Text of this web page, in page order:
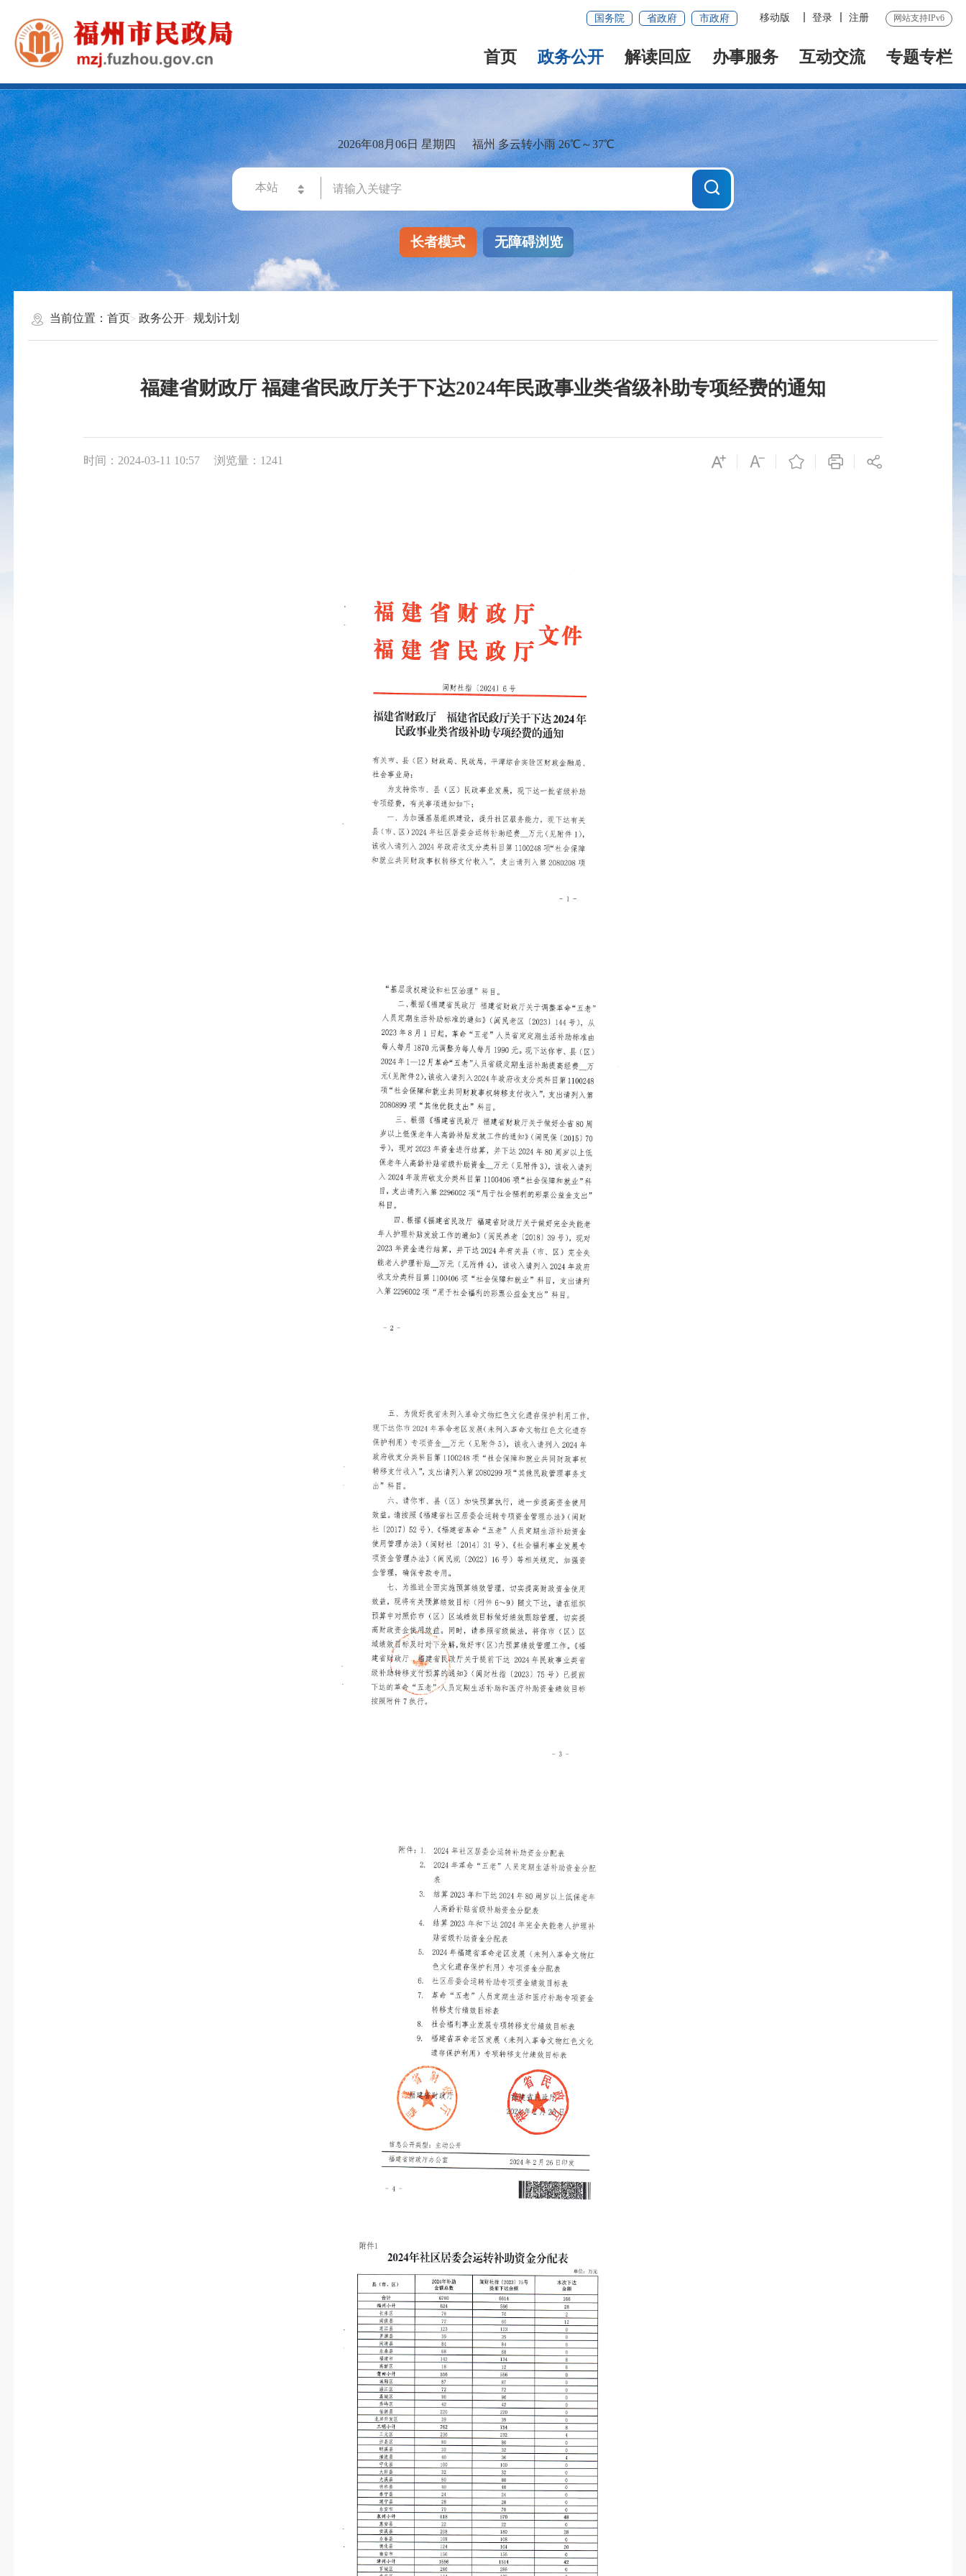
国务院 省政府 市政府 移动版 登录 注册 网站支持IPv6
首页 政务公开 解读回应 办事服务 互动交流 专题专栏
2026年08月06日 星期四 福州 多云转小雨 26℃～37℃
长者模式 无障碍浏览
当前位置：首页 政务公开 规划计划
福建省财政厅 福建省民政厅关于下达2024年民政事业类省级补助专项经费的通知
时间：2024-03-11 10:57 浏览量：1241